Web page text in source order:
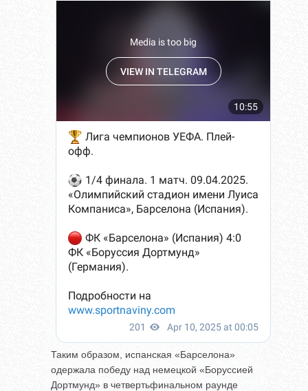
Таким образом, испанская «Барселона»
одержала победу над немецкой «Боруссией
Дортмунд» в четвертьфинальном раунде